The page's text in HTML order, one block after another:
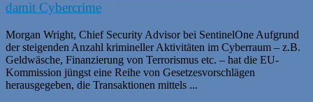
damit Cybercrime
Morgan Wright, Chief Security Advisor bei SentinelOne Aufgrund
der steigenden Anzahl krimineller Aktivitäten im Cyberraum – z.B.
Geldwäsche, Finanzierung von Terrorismus etc. – hat die EU-
Kommission jüngst eine Reihe von Gesetzesvorschlägen
herausgegeben, die Transaktionen mittels ...